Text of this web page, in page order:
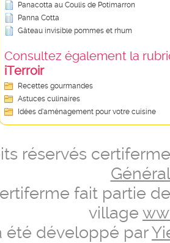
Panacotta au Coulis de Potimarron
Panna Cotta
Gâteau invisible pommes et rhum
Consultez également la
iTerroir
Recettes gourmandes
Astuces culinaires
Idées d’aménagement pour votre cuisine
réservés
fait partie
village
été développé par